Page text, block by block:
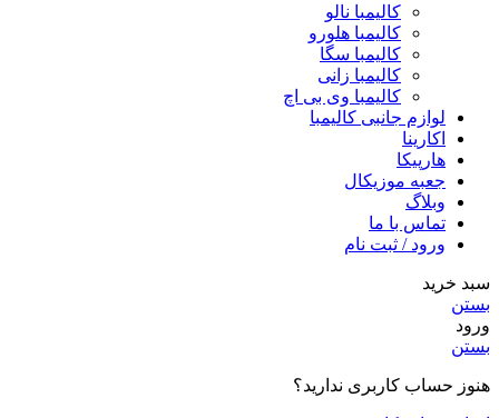
کالیمبا نالو
کالیمبا هلورو
کالیمبا سگا
کالیمبا زانی
کالیمبا وی بی اچ
لوازم جانبی کالیمبا
اکارینا
هارپیکا
جعبه موزیکال
وبلاگ
تماس با ما
ورود / ثبت نام
سبد خرید
بستن
ورود
بستن
هنوز حساب کاربری ندارید؟